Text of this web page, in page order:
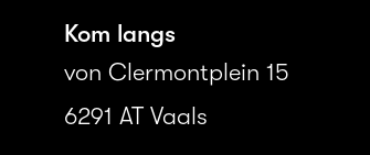
Kom langs
von Clermontplein 15
6291 AT Vaals